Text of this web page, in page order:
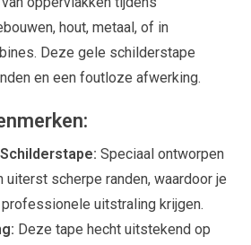
hout, metaal, of in
Deze gele schilderstape
en een foutloze afwerking.
Speciaal ontworpen
uiterst scherpe randen, waardoor je
uitstraling krijgen.
Deze tape hecht uitstekend op